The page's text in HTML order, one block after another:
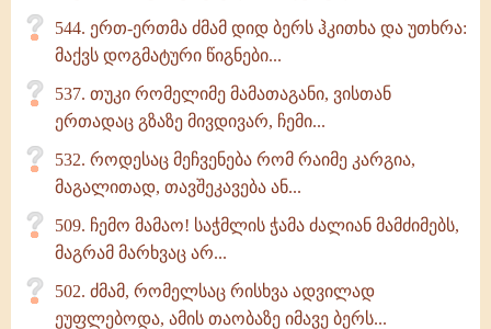
544. ერთ-ერთმა ძმამ დიდ ბერს ჰკითხა და უთხრა:
მაქვს დოგმატური წიგნები...
537. თუკი რომელიმე მამათაგანი, ვისთან
ერთადაც გზაზე მივდივარ, ჩემი...
532. როდესაც მეჩვენება რომ რაიმე კარგია,
მაგალითად, თავშეკავება ან...
509. ჩემო მამაო! საჭმლის ჭამა ძალიან მამძიმებს,
მაგრამ მარხვაც არ...
502. ძმამ, რომელსაც რისხვა ადვილად
ეუფლებოდა, ამის თაობაზე იმავე ბერს...